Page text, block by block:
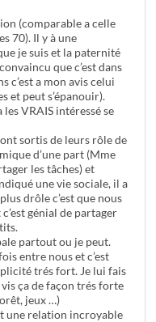
(comparable a celle
70). Il y à une
je suis et la paternité
que c’est dans
c’est a mon avis celui
et peut s’épanouir).
VRAIS intéressé se
sortis de leurs rôle de
d’une part (Mme
les tâches) et
une vie sociale, il a
drôle c’est que nous
génial de partager
partout ou je peut.
entre nous et c’est
trés fort. Je lui fais
vis ça de façon trés forte
jeux …)
une relation incroyable